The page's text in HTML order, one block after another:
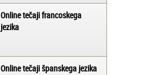
Online tečaji francoskega
jezika
Online tečaji španskega jezika